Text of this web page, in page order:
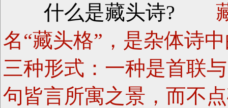
什么是藏头诗?
名“藏头格”，是杂体诗
三种形式：一种是首联
句皆言所寓之景，而不